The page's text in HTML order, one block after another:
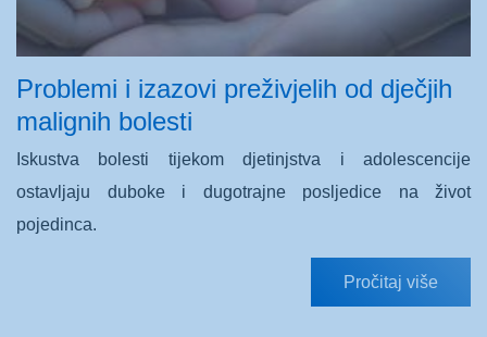
Problemi i izazovi preživjelih od dječjih
malignih bolesti
Iskustva bolesti tijekom djetinjstva i adolescencije
ostavljaju duboke i dugotrajne posljedice na život
pojedinca.
Pročitaj više